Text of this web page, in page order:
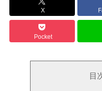
X
Pocket
目